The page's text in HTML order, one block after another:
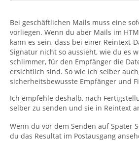
Bei geschäftlichen Mails muss eine
vorliegen. Wenn du aber Mails im
kann es sein, dass bei einer Reintext-
Signatur nicht so aussieht, wie du es
schlimmer, für den Empfänger die
ersichtlich sind. So wie ich selber
sicherheitsbewusste Empfänger und
Ich empfehle deshalb, nach
selber zu senden und sie in Reintext
Wenn du vor dem Senden auf Später
du das Resultat im Postausgang